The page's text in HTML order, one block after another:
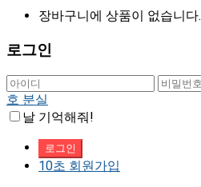
장바구니에 상품이 없습니다.
로그인
호 분실
날 기억해줘!
10초 회원가입